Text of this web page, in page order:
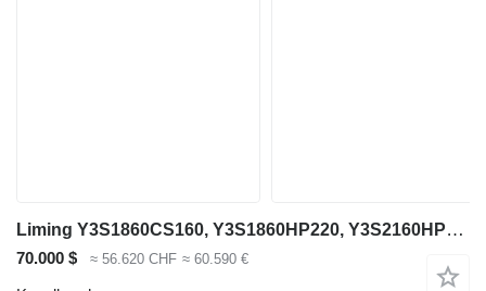
Liming Y3S1860CS160, Y3S1860HP220, Y3S2160HP220
70.000 $ ≈ 56.620 CHF ≈ 60.590 €